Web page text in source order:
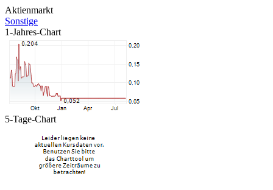
Aktienmarkt
Sonstige
1-Jahres-Chart
5-Tage-Chart